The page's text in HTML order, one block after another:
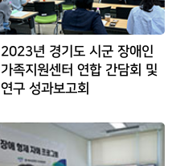
2023년 경기도 시군 장애인
가족지원센터 연합 간담회 및
연구 성과보고회